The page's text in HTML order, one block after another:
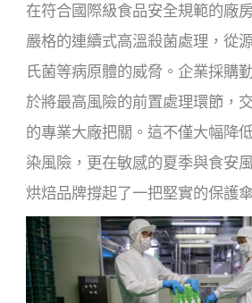
在符合國際級食品安全規範的廠
嚴格的連續式高溫殺菌處理，從
氏菌等病原體的威脅。企業採購
於將最高風險的前置處理環節，
的專業大廠把關。這不僅大幅降
染風險，更在敏感的夏季與食安
烘焙品牌撐起了一把堅實的保護